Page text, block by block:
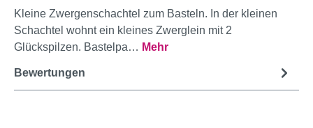
Kleine Zwergenschachtel zum Basteln. In der kleinen
Schachtel wohnt ein kleines Zwerglein mit 2
Glückspilzen. Bastelpa… Mehr
Bewertungen